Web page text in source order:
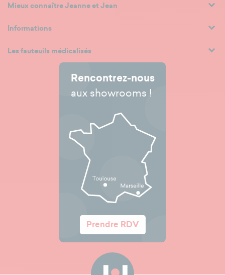
Mieux connaître Jeanne et Jean
Informations
Les fauteuils médicalisés
Rencontrez-nous
aux showrooms !
Prendre RDV